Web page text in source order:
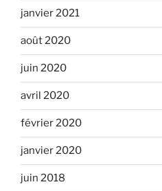
janvier 2021
août 2020
juin 2020
avril 2020
février 2020
janvier 2020
juin 2018